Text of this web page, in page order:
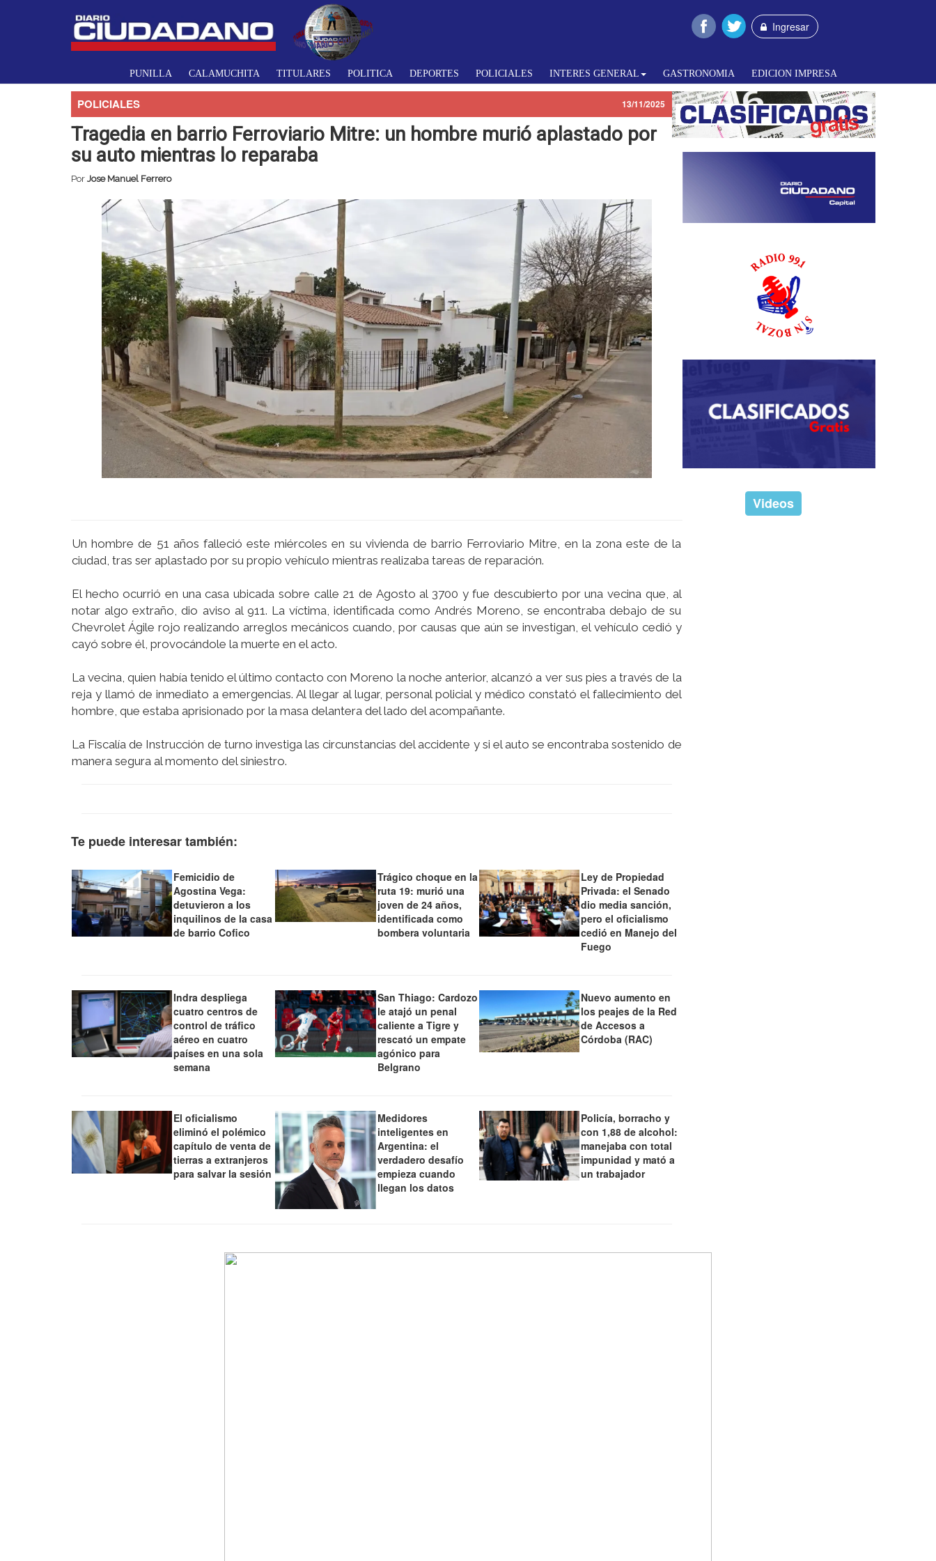
Ingresar
PUNILLA CALAMUCHITA TITULARES POLITICA DEPORTES POLICIALES INTERES GENERAL GASTRONOMIA EDICION IMPRESA
POLICIALES 13/11/2025
Tragedia en barrio Ferroviario Mitre: un hombre murió aplastado por
su auto mientras lo reparaba
Por Jose Manuel Ferrero
Un hombre de 51 años falleció este miércoles en su vivienda de barrio Ferroviario Mitre, en la zona este de la
ciudad, tras ser aplastado por su propio vehículo mientras realizaba tareas de reparación.
El hecho ocurrió en una casa ubicada sobre calle 21 de Agosto al 3700 y fue descubierto por una vecina que, al
notar algo extraño, dio aviso al 911. La víctima, identificada como Andrés Moreno, se encontraba debajo de su
Chevrolet Ágile rojo realizando arreglos mecánicos cuando, por causas que aún se investigan, el vehículo cedió y
cayó sobre él, provocándole la muerte en el acto.
La vecina, quien había tenido el último contacto con Moreno la noche anterior, alcanzó a ver sus pies a través de la
reja y llamó de inmediato a emergencias. Al llegar al lugar, personal policial y médico constató el fallecimiento del
hombre, que estaba aprisionado por la masa delantera del lado del acompañante.
La Fiscalía de Instrucción de turno investiga las circunstancias del accidente y si el auto se encontraba sostenido de
manera segura al momento del siniestro.
Te puede interesar también:
Femicidio de
Agostina Vega:
detuvieron a los
inquilinos de la casa
de barrio Cofico
Trágico choque en la
ruta 19: murió una
joven de 24 años,
identificada como
bombera voluntaria
Ley de Propiedad
Privada: el Senado
dio media sanción,
pero el oficialismo
cedió en Manejo del
Fuego
Indra despliega
cuatro centros de
control de tráfico
aéreo en cuatro
países en una sola
semana
San Thiago: Cardozo
le atajó un penal
caliente a Tigre y
rescató un empate
agónico para
Belgrano
Nuevo aumento en
los peajes de la Red
de Accesos a
Córdoba (RAC)
El oficialismo
eliminó el polémico
capítulo de venta de
tierras a extranjeros
para salvar la sesión
Medidores
inteligentes en
Argentina: el
verdadero desafío
empieza cuando
llegan los datos
Policía, borracho y
con 1,88 de alcohol:
manejaba con total
impunidad y mató a
un trabajador
Videos